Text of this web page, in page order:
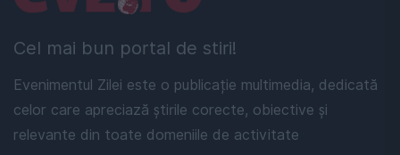
Cel mai bun portal de stiri!
Evenimentul Zilei este o publicație multimedia, dedicată
celor care apreciază știrile corecte, obiective și
relevante din toate domeniile de activitate